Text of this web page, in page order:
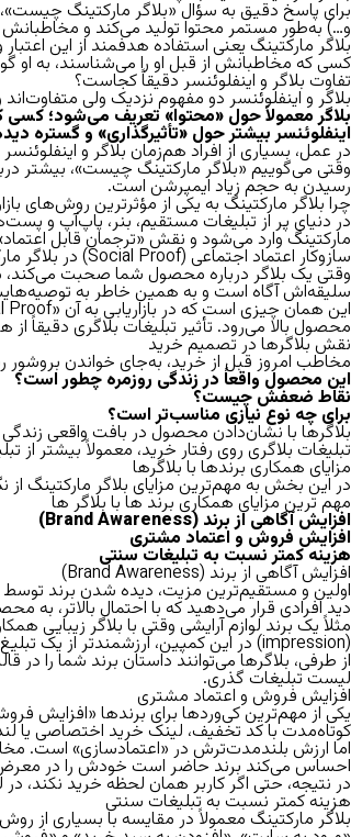
برای پاسخ دقیق به سؤال «بلاگر مارکتینگ چیست»،
و…) به‌طور مستمر محتوا تولید می‌کند و مخاطبانش
بلاگر مارکتینگ یعنی استفاده هدفمند از این
کسی که مخاطبانش از قبل او را می‌شناسند، به
تفاوت بلاگر و اینفلوئنسر دقیقاً کجاست؟
بلاگر و اینفلوئنسر دو مفهوم نزدیک ولی
بلاگر معمولاً حول «محتوا» تعریف می‌شود؛
اینفلوئنسر بیشتر حول «تأثیرگذاری» و گستره
در عمل، بسیاری از افراد هم‌زمان بلاگر و
وقتی می‌گوییم «بلاگر مارکتینگ چیست»، بیشتر
رسیدن به حجم زیاد ایمپرشن است.
چرا بلاگر مارکتینگ به یکی از مؤثرترین روش‌های
در دنیای پر از تبلیغات مستقیم، بنر، پاپ‌آپ و
مارکتینگ وارد می‌شود و نقش «ترجمان قابل
سازوکار اعتماد اجتماعی (
Social Proof
) در بلاگر
وقتی یک بلاگر درباره محصول شما صحبت
سلیقه‌اش آگاه است و به همین خاطر به
محصول بالا می‌رود. تأثیر تبلیغات بلاگریدقیقاً از
نقش بلاگرها در تصمیم خرید
مخاطب امروز قبل از خرید، به‌جای خواندن بروشور
این محصول واقعاً در زندگی روزمره چطور است؟
نقاط ضعفش چیست؟
برای چه نوع نیازی مناسب‌تر است؟
بلاگرها با نشان‌دادن محصول در بافت واقعی
تبلیغات بلاگری روی رفتار خرید، معمولاً بیشتر
مزایای همکاری برندها با بلاگرها
در این بخش به مهم‌ترین مزایای بلاگر مارکتینگ
مهم ترین مزایای همکاری برند ها با بلاگر ها
افزایش آگاهی از برند (Brand Awareness)
افزایش فروش و اعتماد مشتری
هزینه کمتر نسبت به تبلیغات سنتی
افزایش آگاهی از برند (
Brand Awareness
)
اولین و مستقیم‌ترین مزیت، دیده شدن برند
دید افرادی قرار می‌دهید که با احتمال بالاتر، به
مثلاً یک برند لوازم آرایشی وقتی با بلاگر
(impression) در این کمپین، ارزشمندتر از یک تبلیغ عمومی در یک کانال نامرتبط است.
از طرفی، بلاگرها می‌توانند داستان برند شما
لیست تبلیغات گذری.
افزایش فروش و اعتماد مشتری
یکی از مهم‌ترین کی‌وردها برای برندها «افزایش
کوتاه‌مدت با کد تخفیف، لینک خرید اختصاصی یا
اما ارزش بلندمدت‌ترش در «اعتمادسازی» است.
احساس می‌کند برند حاضر است خودش را در معرض
در نتیجه، حتی اگر کاربر همان لحظه خرید نکند،
هزینه کمتر نسبت به تبلیغات سنتی
بلاگر مارکتینگ معمولاً در مقایسه با بسیاری از